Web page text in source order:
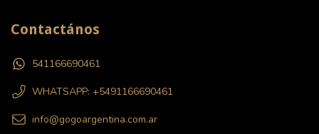
Contactános
541166690461
WHATSAPP: +5491166690461
info@gogoargentina.com.ar